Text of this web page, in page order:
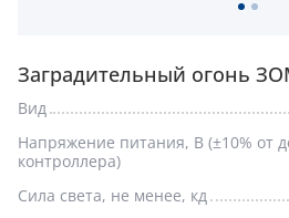
Заградительный огонь
Вид
Напряжение питания, В (±10% от
контроллера)
Сила света, не менее, кд